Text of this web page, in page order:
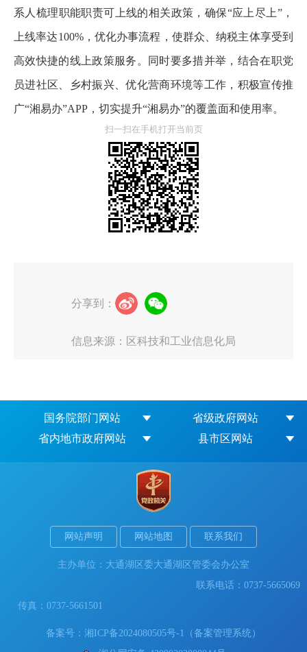
系人梳理职能职责可上线的相关政策，确保“应上尽上”，
上线率达100%，优化办事流程，使群众、纳税主体享受到
高效快捷的线上政策服务。同时要多措并举，结合在职党
员进社区、乡村振兴、优化营商环境等工作，积极宣传推
广“湘易办”APP，切实提升“湘易办”的覆盖面和使用率。
扫一扫在手机打开当前页
分享到：
信息来源：区科技和工业信息化局
国务院部门网站
省级政府网站
省内地市政府网站
县市区网站
网站声明 网站地图 联系我们
主办单位：大通湖区委大通湖区管委会办公室
联系电话：0737-5665069
传真：0737-5661501
备案号： 湘ICP备2024080505号-1（备案管理系统）